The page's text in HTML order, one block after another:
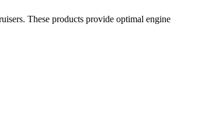
These products provide optimal engine